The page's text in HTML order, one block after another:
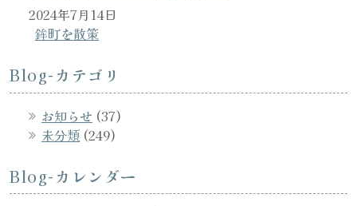
鉾町を散策
2024年7月14日
Blog-カテゴリ
お知らせ (37)
未分類 (249)
Blog-カレンダー